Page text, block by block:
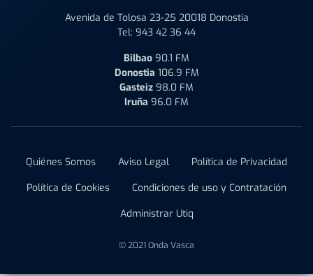
Avenida de Tolosa 23-25 20018 Donostia
Tel: 943 42 36 44
Bilbao 90.1 FM
Donostia 106.9 FM
Gasteiz 98.0 FM
Iruña 96.0 FM
Quiénes Somos Aviso Legal
Política de Privacidad
Política de Cookies
Condiciones de uso y Contratación
Administrar Utiq
© 2021 Onda Vasca